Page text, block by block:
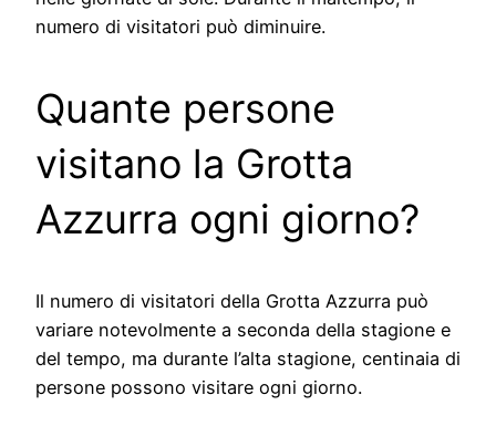
numero di visitatori può diminuire.
Quante persone
visitano la Grotta
Azzurra ogni giorno?
Il numero di visitatori della Grotta Azzurra può
variare notevolmente a seconda della stagione e
del tempo, ma durante l’alta stagione, centinaia di
persone possono visitare ogni giorno.